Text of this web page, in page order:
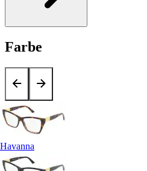
Farbe
Havanna